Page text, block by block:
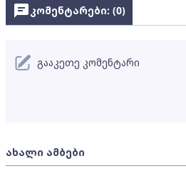
ახალი ამბები
კომენტარები: (0)
გააკეთე კომენტარი